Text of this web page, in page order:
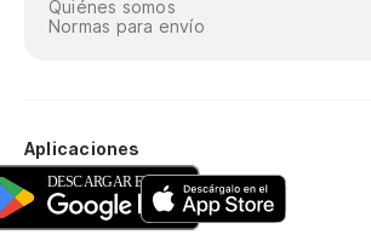
Quiénes somos
Normas para envío
Aplicaciones